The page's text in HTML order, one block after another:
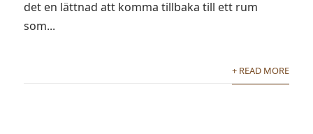
det en lättnad att komma tillbaka till ett rum
som...
+ READ MORE